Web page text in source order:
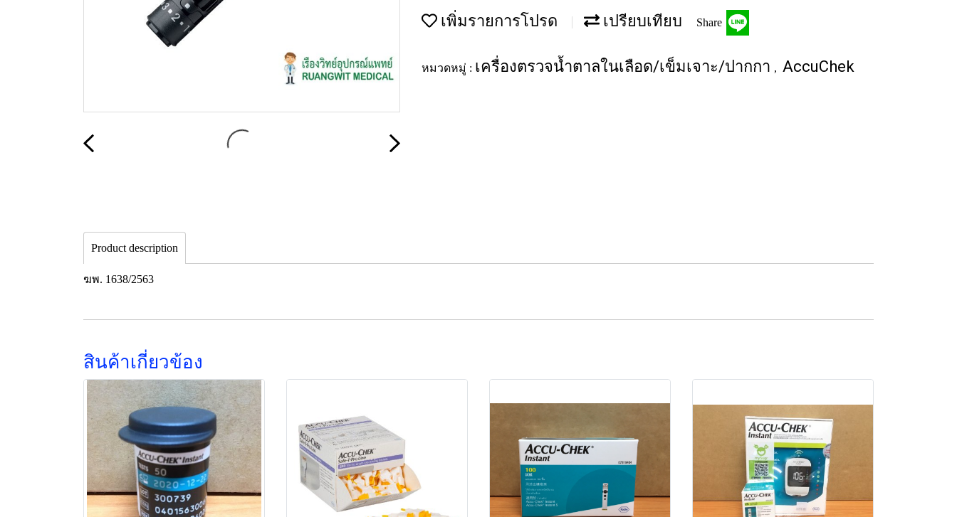
เพิ่มรายการโปรด เปรียบเทียบ Share
หมวดหมู่ : เครื่องตรวจน้ำตาลในเลือด/เข็มเจาะ/ปากกา , AccuChek
Product description
ฆพ. 1638/2563
สินค้าเกี่ยวข้อง